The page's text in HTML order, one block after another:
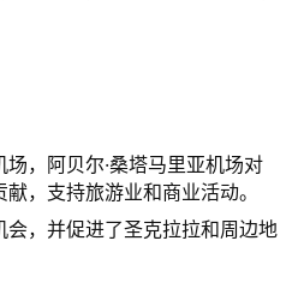
，阿贝尔·桑塔马里亚机场对
，支持旅游业和商业活动。
会，并促进了圣克拉拉和周边地